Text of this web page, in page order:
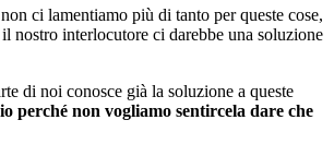
ci lamentiamo più di tanto per queste cose,
nostro interlocutore ci darebbe una soluzione
di noi conosce già la soluzione a queste
perché non vogliamo sentircela dare che